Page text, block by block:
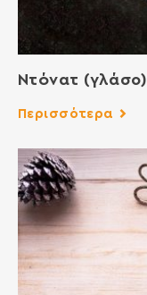
Ντόνατ (γλάσο)
Περισσότερα